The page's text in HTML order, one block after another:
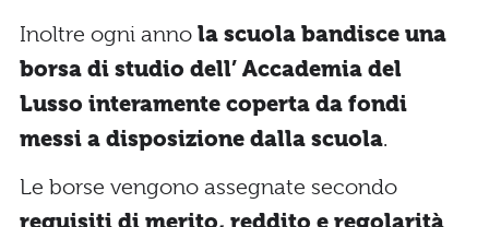
Inoltre ogni anno la scuola bandisce una
borsa di studio dell’ Accademia del
Lusso interamente coperta da fondi
messi a disposizione dalla scuola.
Le borse vengono assegnate secondo
requisiti di merito, reddito e regolarità